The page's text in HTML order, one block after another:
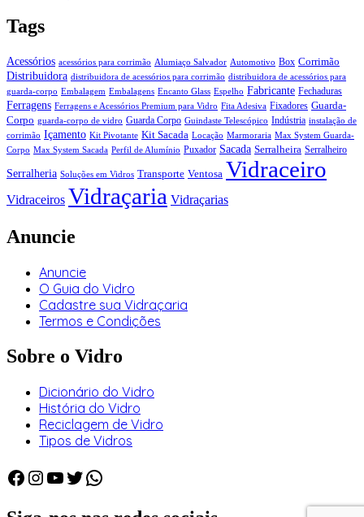
Tags
Acessórios acessórios para corrimão Alumiaço Salvador Automotivo Box Corrimão
Distribuidora distribuidora de acessórios para corrimão distribuidora de acessórios para
guarda-corpo Embalagem Embalagens Encanto Glass Espelho Fabricante Fechaduras
Ferragens Ferragens e Acessórios Premium para Vidro Fita Adesiva Fixadores Guarda-
Corpo guarda-corpo de vidro Guarda Corpo Guindaste Telescópico Indústria instalação de
corrimão Içamento Kit Pivotante Kit Sacada Locação Marmoraria Max System Guarda-
Corpo Max System Sacada Perfil de Alumínio Puxador Sacada Serralheira Serralheiro
Serralheria Soluções em Vidros Transporte Ventosa Vidraceiro
Vidraceiros Vidraçaria Vidraçarias
Anuncie
Anuncie
O Guia do Vidro
Cadastre sua Vidraçaria
Termos e Condições
Sobre o Vidro
Dicionário do Vidro
História do Vidro
Reciclagem de Vidro
Tipos de Vidros
Facebook
Instagram
Youtube
Twitter
WhatsApp